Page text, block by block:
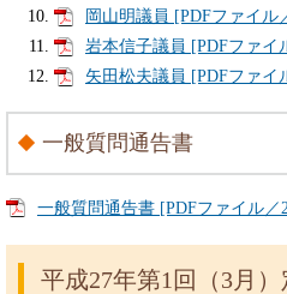
岡山明議員 [PDFファイル
岩本信子議員 [PDFファイ
矢田松夫議員 [PDFファイ
一般質問通告書
一般質問通告書 [PDFファイル／
平成27年第1回（3月